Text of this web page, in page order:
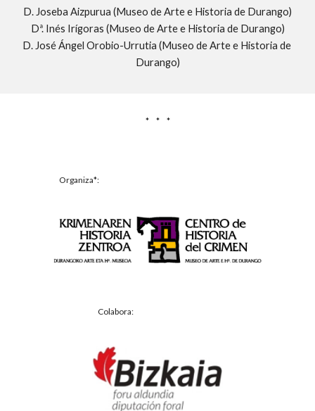
D. Joseba Aizpurua (Museo de Arte e Historia de Durango)
Dª. Inés Irígoras (Museo de Arte e Historia de Durango)
D. José Ángel Orobio-Urrutia (Museo de Arte e Historia de
Durango)
*     *     *
Organiza*:
Colabora: